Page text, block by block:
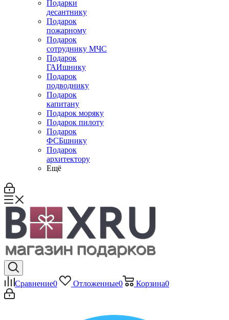
Подарки
десантнику
Подарок
пожарному
Подарок
сотруднику МЧС
Подарок
ГАИшнику
Подарок
подводнику
Подарок
капитану
Подарок моряку
Подарок пилоту
Подарок
ФСБшнику
Подарок
архитектору
Ещё
Сравнение0 Отложенные0 Корзина0